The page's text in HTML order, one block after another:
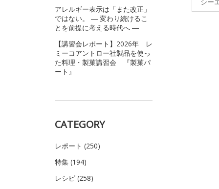
アレルギー表示は「また改正」
ではない。 ― 変わり続けるこ
とを前提に考える時代へ ―
【講習会レポート】2026年 レ
ミーコアントロー社製品を使っ
た料理・製菓講習会 『製菓パ
ート』
CATEGORY
レポート (250)
特集 (194)
レシピ (258)